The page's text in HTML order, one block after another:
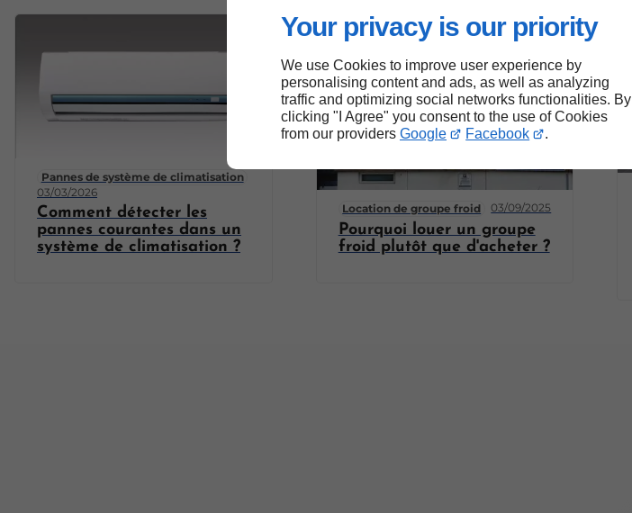
Your privacy is our priority
We use Cookies to improve user experience by
personalising content and ads, as well as analyzing
traffic and optimizing social networks functionalities. By
clicking "I Agree" you consent to the use of Cookies
from our providers Google Facebook .
Pannes de système de climatisation
03/03/2026
Comment détecter les
pannes courantes dans un
système de climatisation ?
Location de groupe froid 03/09/2025
Pourquoi louer un groupe
froid plutôt que d'acheter ?